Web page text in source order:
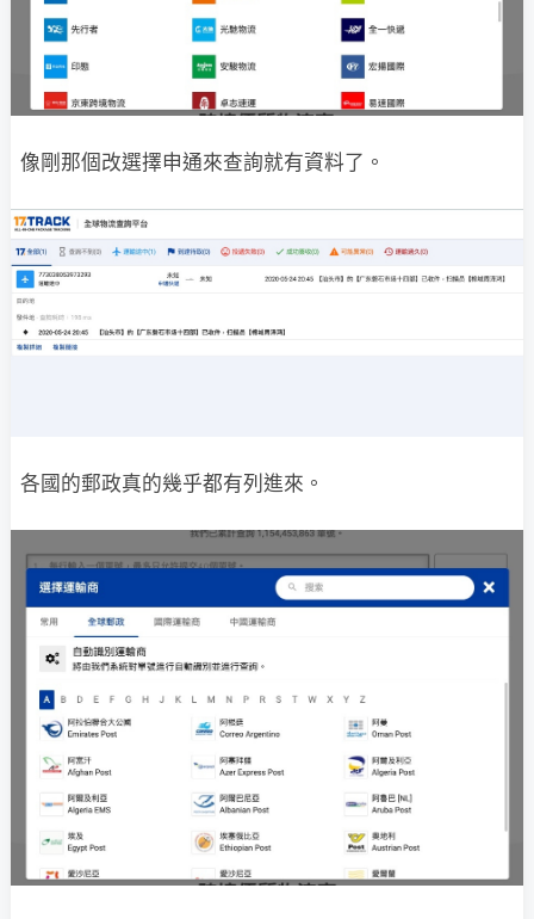
像剛那個改選擇申通來查詢就有資料了。
各國的郵政真的幾乎都有列進來。